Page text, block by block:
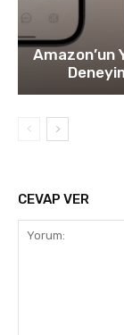
Amazon’un
CEVAP VER